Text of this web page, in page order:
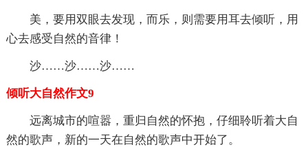
美，要用双眼去发现，而乐，则需要用耳去倾听，用
心去感受自然的音律！
沙……沙……沙……
倾听大自然作文9
远离城市的喧嚣，重归自然的怀抱，仔细聆听着大自
然的歌声，新的一天在自然的歌声中开始了。